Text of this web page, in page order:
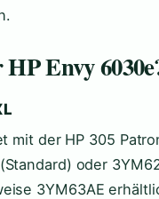
Envy
mit der HP 305
oder
3YM63AE